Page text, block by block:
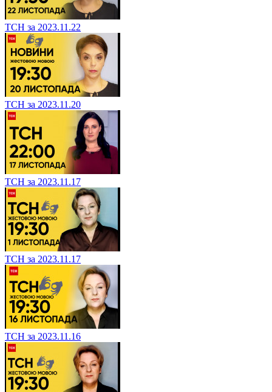
ТСН за 2023.11.22
ТСН за 2023.11.20
ТСН за 2023.11.17
ТСН за 2023.11.17
ТСН за 2023.11.16